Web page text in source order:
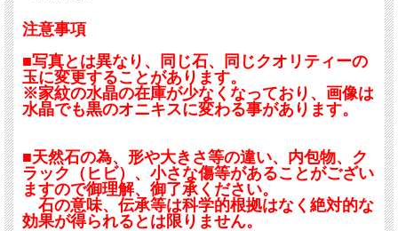
注意事項
■写真とは異なり、同じ石、同じクオリティーの
玉に変更することがあります。
※家紋の水晶の在庫が少なくなっており、画像は
水晶でも黒のオニキスに変わる事があります。
■天然石の為、形や大きさ等の違い、内包物、ク
ラック（ヒビ）、小さな傷等があることがござい
ますので御理解、御了承ください。
石の意味、伝承等は科学的根拠はなく絶対的な
効果が得られるとは限りません。